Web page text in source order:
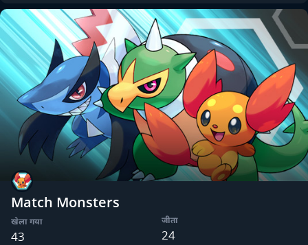
Match Monsters
खेला गया
43
जीता
24